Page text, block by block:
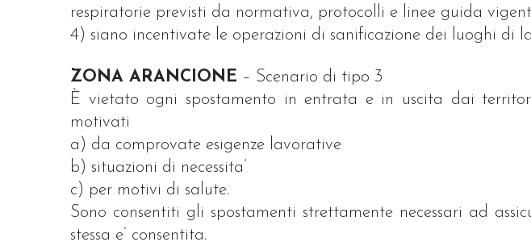
respiratorie previsti da normativa, protocolli e linee guida
4) siano incentivate le operazioni di sanificazione dei luoghi di
ZONA ARANCIONE – Scenario di tipo 3
È vietato ogni spostamento in entrata e in uscita dai
motivati
a) da comprovate esigenze lavorative
b) situazioni di necessita’
c) per motivi di salute.
Sono consentiti gli spostamenti strettamente necessari ad
stessa e’ consentita.